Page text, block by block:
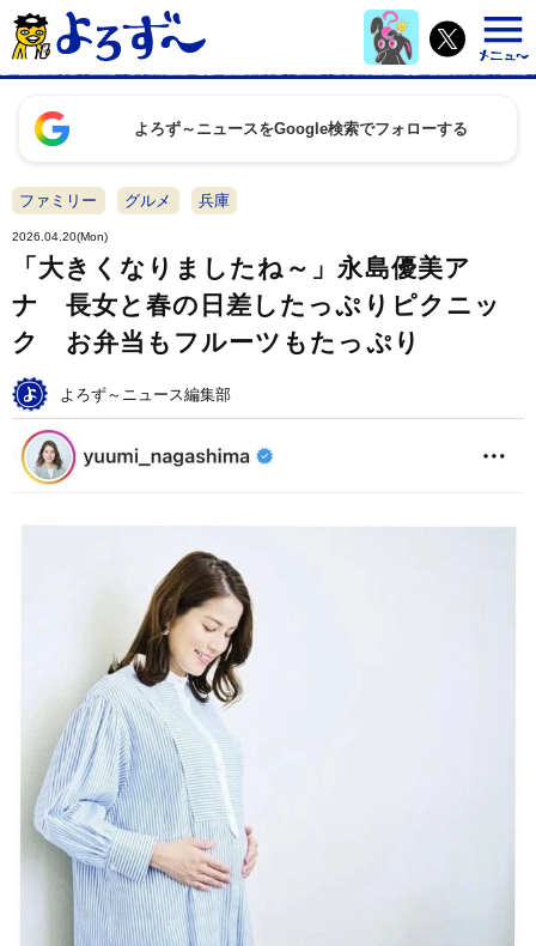
よろず～ニュースをGoogle検索でフォローする
ファミリー グルメ 兵庫
2026.04.20(Mon)
「大きくなりましたね～」永島優美ア
ナ 長女と春の日差したっぷりピクニッ
ク お弁当もフルーツもたっぷり
よろず～ニュース編集部